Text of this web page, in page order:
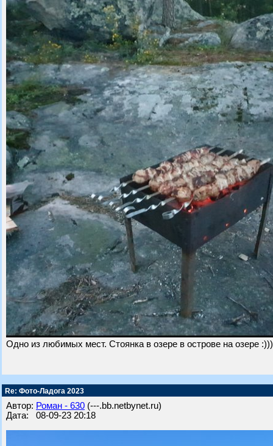
Одно из любимых мест. Стоянка в озере в острове на озере :)))
Re: Фото-Ладога 2023
Автор: Роман - 630 (---.bb.netbynet.ru)
Дата: 08-09-23 20:18